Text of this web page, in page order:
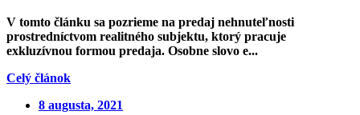
V tomto článku sa pozrieme na predaj nehnuteľnosti
prostredníctvom realitného subjektu, ktorý pracuje
exkluzívnou formou predaja. Osobne slovo e...
Celý článok
8 augusta, 2021